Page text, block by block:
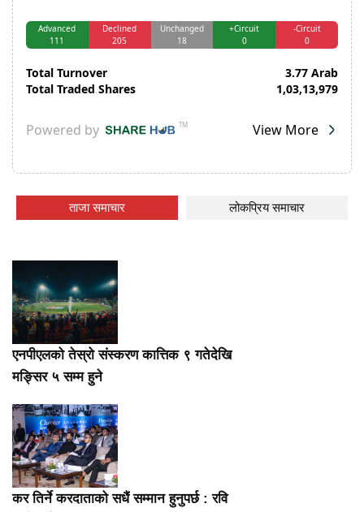
ताजा समाचार लोकप्रिय समाचार
एनपीएलको तेस्रो संस्करण कात्तिक ९ गतेदेखि
मङ्सिर ५ सम्म हुने
कर तिर्ने करदाताको सधैं सम्मान हुनुपर्छ : रवि